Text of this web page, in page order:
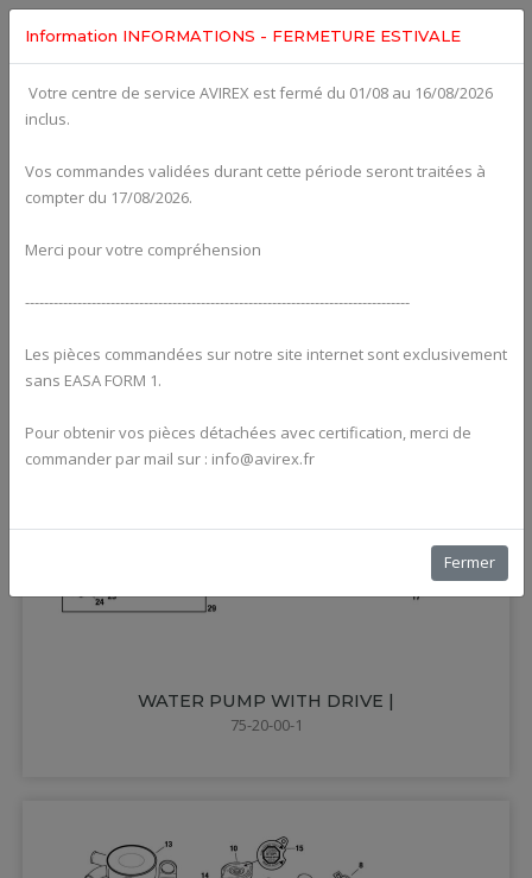
WATER PUMP WITH DRIVE |
75-20-00-1
Information INFORMATIONS - FERMETURE ESTIVALE
Votre centre de service AVIREX est fermé du 01/08 au 16/08/2026
inclus.
Vos commandes validées durant cette période seront traitées à
compter du 17/08/2026.
Merci pour votre compréhension
---------------------------------------------------------------------------------
Les pièces commandées sur notre site internet sont exclusivement
sans EASA FORM 1.
Pour obtenir vos pièces détachées avec certification, merci de
commander par mail sur : info@avirex.fr
Fermer